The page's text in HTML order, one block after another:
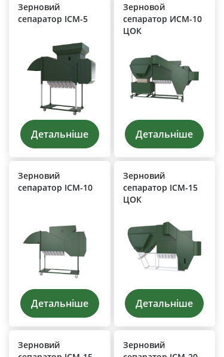
Зерновий
сепаратор ІСМ-5
Детальніше
Зерновой
сепаратор ИСМ-10
ЦОК
Детальніше
Зерновий
сепаратор ІСМ-10
Детальніше
Зерновий
сепаратор ІСМ-15
ЦОК
Детальніше
Зерновий
Зерновий